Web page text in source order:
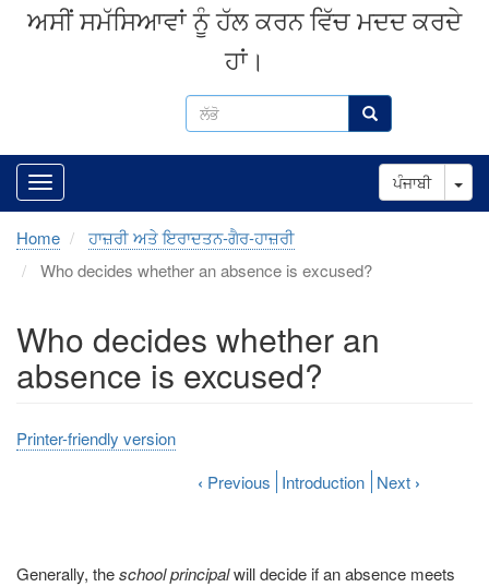
ਲੱਭੋ ਲੱਭੋ
ਅਸੀਂਸਮੱਸਿਆਵਾਂਨੂੰਹੱਲਕਰਨਵਿੱਚਮਦਦਕਰਦੇ
ਹਾਂ।
ਪੰਜਾਬੀ
Home
ਹਾਜ਼ਰੀ ਅਤੇ ਇਰਾਦਤਨ-ਗੈਰ-ਹਾਜ਼ਰੀ
Who decides whether an absence is excused?
Who decides whether an
absence is excused?
Generally, theschool principalwill decide if an absence meets
Printer-friendly version
‹ Previous Introduction Next ›